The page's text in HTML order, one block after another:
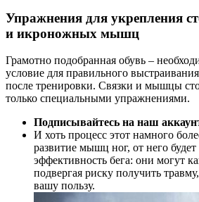
Упражнения для укрепления
и икроножных мышц
Грамотно подобранная обувь –
условие для правильного
после тренировки. Связки и мышцы
только специальными упражнениями.
Подписывайтесь на наш
И хоть процесс этот намного
развитие мышц ног, от него
эффективность бега: они могут
подвергая риску получить
вашу пользу.